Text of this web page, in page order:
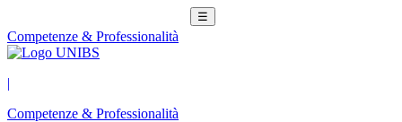
☰
Competenze & Professionalità
|
Competenze & Professionalità